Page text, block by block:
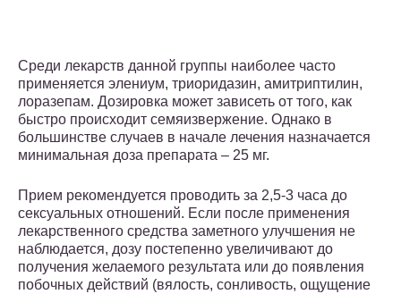
Среди лекарств данной группы наиболее часто
применяется элениум, триоридазин, амитриптилин,
лоразепам. Дозировка может зависеть от того, как
быстро происходит семяизвержение. Однако в
большинстве случаев в начале лечения назначается
минимальная доза препарата – 25 мг.
Прием рекомендуется проводить за 2,5-3 часа до
сексуальных отношений. Если после применения
лекарственного средства заметного улучшения не
наблюдается, дозу постепенно увеличивают до
получения желаемого результата или до появления
побочных действий (вялость, сонливость, ощущение